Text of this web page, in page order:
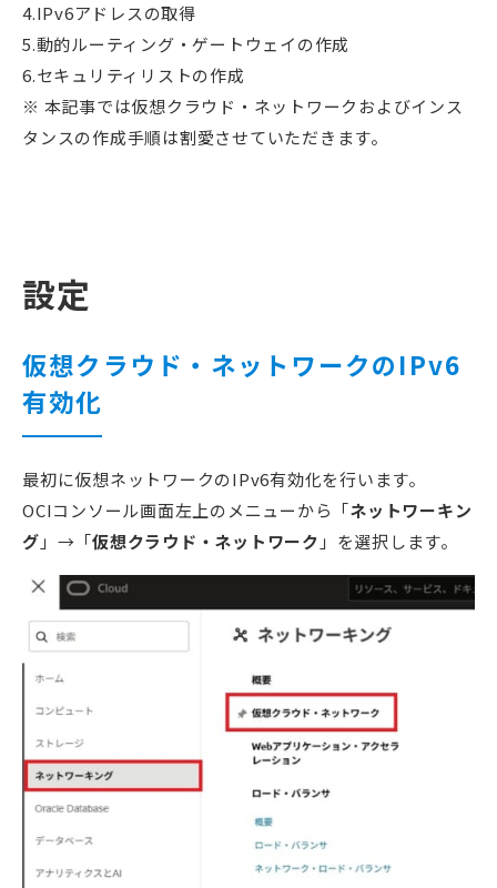
4.IPv6アドレスの取得
5.動的ルーティング・ゲートウェイの作成
6.セキュリティリストの作成
※ 本記事では仮想クラウド・ネットワークおよびインス
タンスの作成手順は割愛させていただきます。
設定
仮想クラウド・ネットワークのIPv6
有効化
最初に仮想ネットワークのIPv6有効化を行います。
OCIコンソール画面左上のメニューから「ネットワーキン
グ 」→「仮想クラウド・ネットワーク 」を選択します。